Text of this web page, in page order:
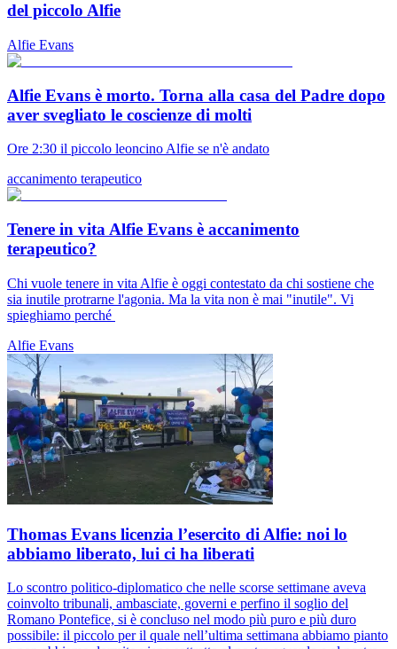
del piccolo Alfie
Alfie Evans
Alfie Evans è morto. Torna alla casa del Padre dopo
aver svegliato le coscienze di molti
Ore 2:30 il piccolo leoncino Alfie se n'è andato
accanimento terapeutico
Tenere in vita Alfie Evans è accanimento
terapeutico?
Chi vuole tenere in vita Alfie è oggi contestato da chi sostiene che
sia inutile protrarne l'agonia. Ma la vita non è mai "inutile". Vi
spieghiamo perché
Alfie Evans
Thomas Evans licenzia l’esercito di Alfie: noi lo
abbiamo liberato, lui ci ha liberati
Lo scontro politico-diplomatico che nelle scorse settimane aveva
coinvolto tribunali, ambasciate, governi e perfino il soglio del
Romano Pontefice, si è concluso nel modo più puro e più duro
possibile: il piccolo per il quale nell’ultima settimana abbiamo pianto